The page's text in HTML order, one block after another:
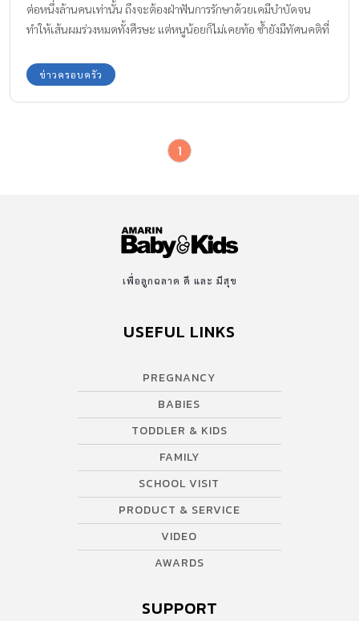
ต่อหนึ่งล้านคนเท่านั้น ถึงจะต้องฝ่าฟันการรักษาด้วยเคมีบำบัดจน
ทำให้เส้นผมร่วงหมดทั้งศีรษะ แต่หนูน้อยก็ไม่เคยท้อ ซ้ำยังมีทัศนคติที่
เข้าไปหาพวกเขาและกล่าวขอบคุณที่ช่วยดูแลความปลอดภัยให้กับทุก
คน
ข่าวครอบครัว
1
เพื่อลูกฉลาด ดี และ มีสุข
USEFUL LINKS
PREGNANCY
BABIES
TODDLER & KIDS
FAMILY
SCHOOL VISIT
PRODUCT & SERVICE
VIDEO
AWARDS
SUPPORT